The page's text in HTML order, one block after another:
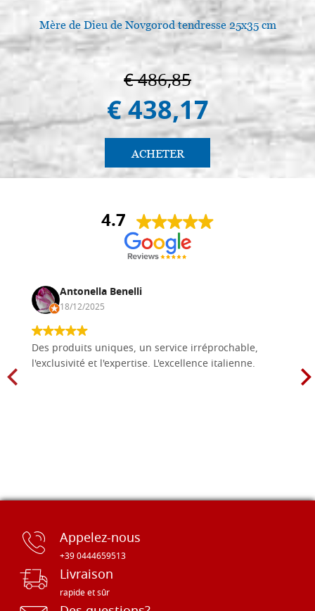
Mère de Dieu de Novgorod tendresse 25x35 cm
€ 486,85
€ 438,17
ACHETER
4.7
Antonella Benelli
18/12/2025
Des produits uniques, un service irréprochable,
l'exclusivité et l'expertise. L'excellence italienne.
Appelez-nous
+39 0444659513
Livraison
rapide et sûr